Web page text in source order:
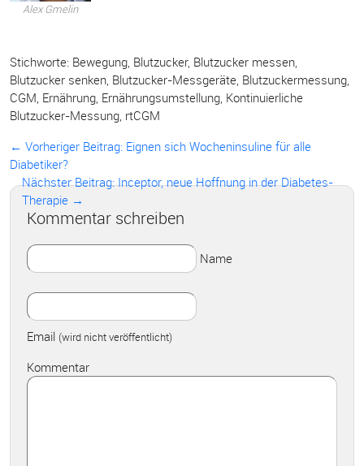
Alex Gmelin
Stichworte: Bewegung Blutzucker, Blutzucker messen
Blutzucker senken Blutzucker-Messgeräte Blutzuckermessung
CGM Ernährung Ernährungsumstellung Kontinuierliche
Blutzucker-Messung rtCGM
← Vorheriger Beitrag: Eignen sich Wocheninsuline für alle
Diabetiker?
Nächster Beitrag: Inceptor, neue Hoffnung in der Diabetes-
Therapie →
Kommentar schreiben
Name
Email (wird nicht veröffentlicht)
Kommentar